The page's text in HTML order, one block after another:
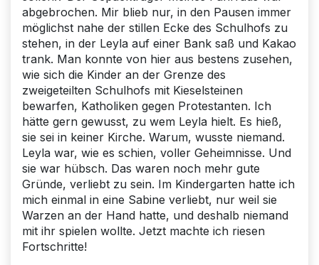
abgebrochen. Mir blieb nur, in den Pausen immer
möglichst nahe der stillen Ecke des Schulhofs zu
stehen, in der Leyla auf einer Bank saß und Kakao
trank. Man konnte von hier aus bestens zusehen,
wie sich die Kinder an der Grenze des
zweigeteilten Schulhofs mit Kieselsteinen
bewarfen, Katholiken gegen Protestanten. Ich
hätte gern gewusst, zu wem Leyla hielt. Es hieß,
sie sei in keiner Kirche. Warum, wusste niemand.
Leyla war, wie es schien, voller Geheimnisse. Und
sie war hübsch. Das waren noch mehr gute
Gründe, verliebt zu sein. Im Kindergarten hatte ich
mich einmal in eine Sabine verliebt, nur weil sie
Warzen an der Hand hatte, und deshalb niemand
mit ihr spielen wollte. Jetzt machte ich riesen
Fortschritte!